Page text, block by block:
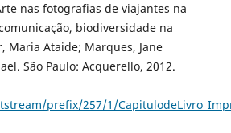
nas fotografias de viajantes na
biodiversidade na
Maria Ataide; Marques, Jane
São Paulo: Acquerello, 2012.
prefix/257/1/